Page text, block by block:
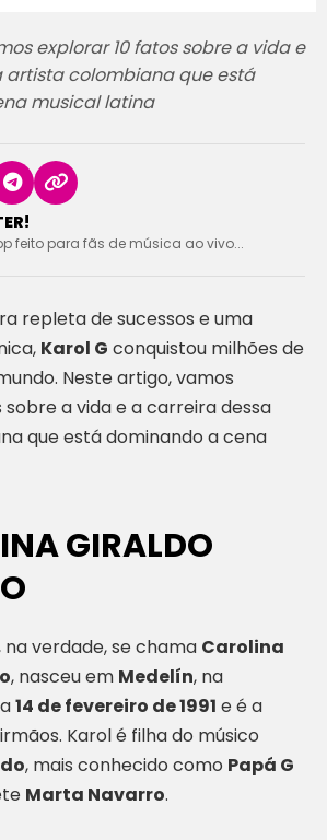
explorar 10 fatos sobre a vida e
artista colombiana que está
musical latina
feito para fãs de música ao vivo...
repleta de sucessos e uma
Karol G conquistou milhões de
Neste artigo, vamos
a vida e a carreira dessa
que está dominando a cena
GIRALDO
na verdade, se chama Carolina
, nasceu em Medelín, na
14 de fevereiro de 1991 e é a
Karol é filha do músico
, mais conhecido como Papá G
Marta Navarro.